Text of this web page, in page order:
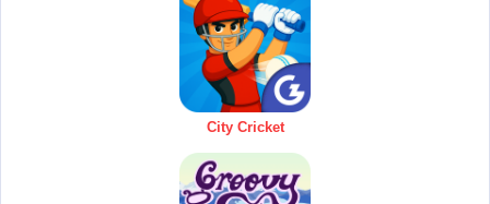
City Cricket